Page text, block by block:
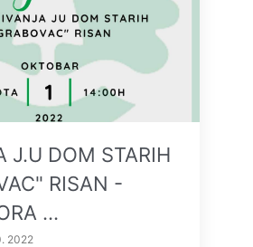
J.U DOM STARIH
RISAN -
…
2022